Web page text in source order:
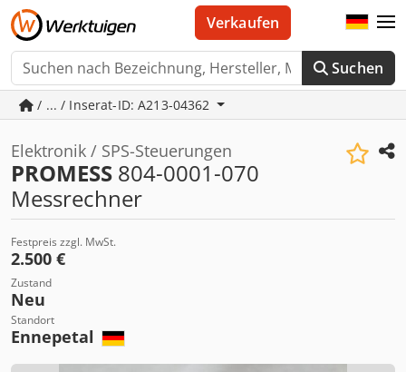
Suchen
Verkaufen
/ ... / Inserat-ID: A213-04362
Elektronik / SPS-Steuerungen
PROMESS 804-0001-070
Messrechner
Festpreis zzgl. MwSt.
2.500 €
Zustand
Neu
Standort
Ennepetal